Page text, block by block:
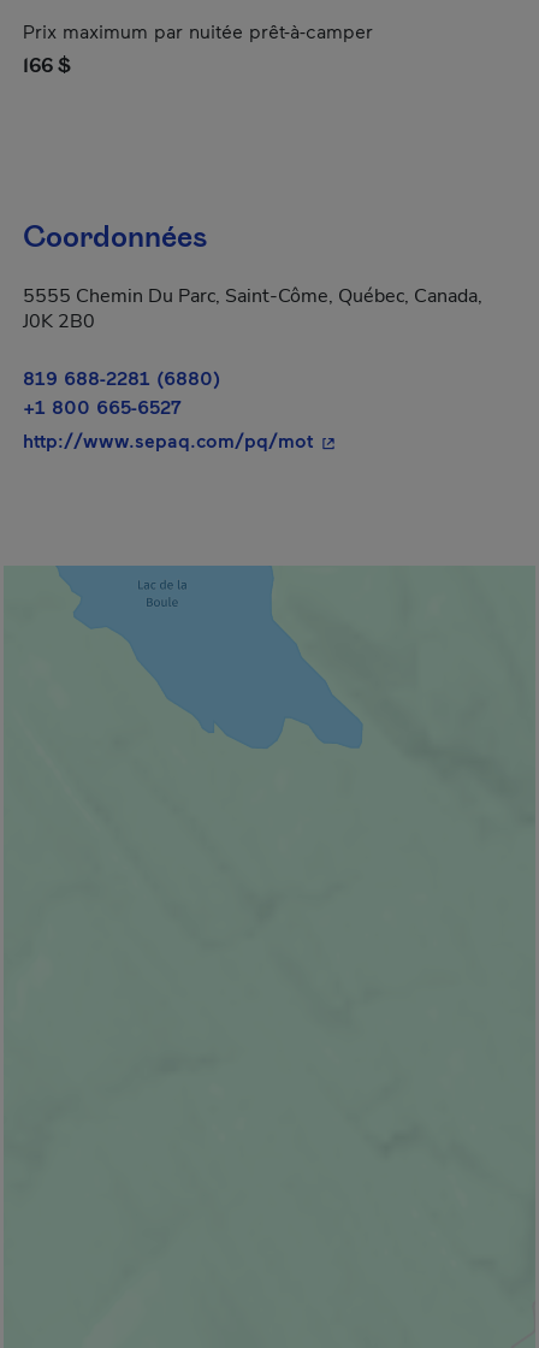
Prix maximum par nuitée prêt-à-camper
166 $
Coordonnées
5555 Chemin Du Parc, Saint-Côme, Québec, Canada,
J0K 2B0
819 688-2281 (6880)
+1 800 665-6527
http://www.sepaq.com/pq/mot - Cet hyperlien